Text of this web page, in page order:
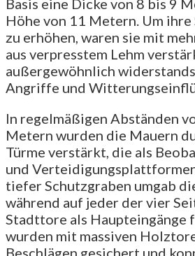
Basis eine Dicke von 8 bis 9
Höhe von 11 Metern. Um
zu erhöhen, waren sie mit
aus verpresstem Lehm
außergewöhnlich
Angriffe und
In regelmäßigen Abständen
Metern wurden die Mauern
Türme verstärkt, die als
und
tiefer Schutzgraben umgab
während auf jeder der vier
Stadttore als Haupteingänge
wurden mit massiven